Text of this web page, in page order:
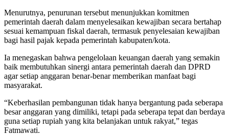
Menurutnya, penurunan tersebut menunjukkan komitmen
pemerintah daerah dalam menyelesaikan kewajiban secara bertahap
sesuai kemampuan fiskal daerah, termasuk penyelesaian kewajiban
bagi hasil pajak kepada pemerintah kabupaten/kota.
Ia menegaskan bahwa pengelolaan keuangan daerah yang semakin
baik membutuhkan sinergi antara pemerintah daerah dan DPRD
agar setiap anggaran benar-benar memberikan manfaat bagi
masyarakat.
“Keberhasilan pembangunan tidak hanya bergantung pada seberapa
besar anggaran yang dimiliki, tetapi pada seberapa tepat dan berdaya
guna setiap rupiah yang kita belanjakan untuk rakyat,” tegas
Fatmawati.